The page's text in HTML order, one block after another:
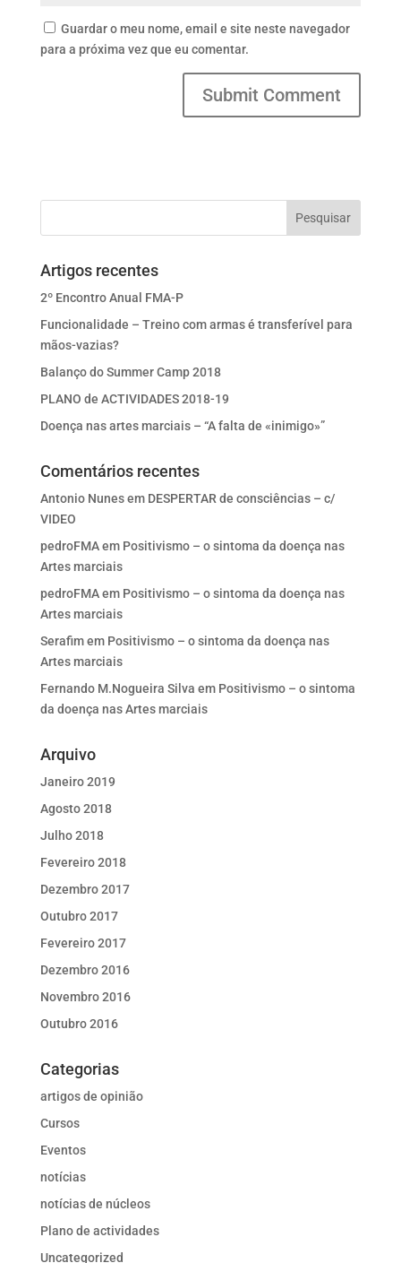
Guardar o meu nome, email e site neste navegador
para a próxima vez que eu comentar.
Artigos recentes
2º Encontro Anual FMA-P
Funcionalidade – Treino com armas é transferível para
mãos-vazias?
Balanço do Summer Camp 2018
PLANO de ACTIVIDADES 2018-19
Doença nas artes marciais – “A falta de «inimigo»”
Comentários recentes
Antonio Nunesem DESPERTAR de consciências – c/
VIDEO
pedroFMAem Positivismo – o sintoma da doença nas
Artes marciais
pedroFMAem Positivismo – o sintoma da doença nas
Artes marciais
Serafimem Positivismo – o sintoma da doença nas
Artes marciais
Fernando M.Nogueira Silva em Positivismo – o sintoma
da doença nas Artes marciais
Arquivo
Janeiro 2019
Agosto 2018
Julho 2018
Fevereiro 2018
Dezembro 2017
Outubro 2017
Fevereiro 2017
Dezembro 2016
Novembro 2016
Outubro 2016
Categorias
artigos de opinião
Cursos
Eventos
notícias
notícias de núcleos
Plano de actividades
Uncategorized